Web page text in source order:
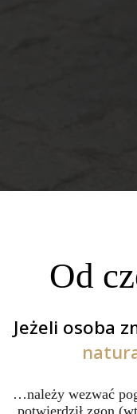
Od
Jeżeli osoba
…należy wezwać